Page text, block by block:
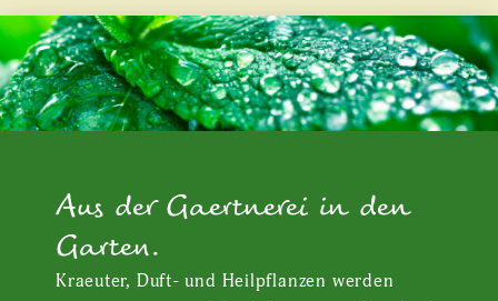
Aus der Gaertnerei in den
Garten.
Kraeuter, Duft- und Heilpflanzen werden